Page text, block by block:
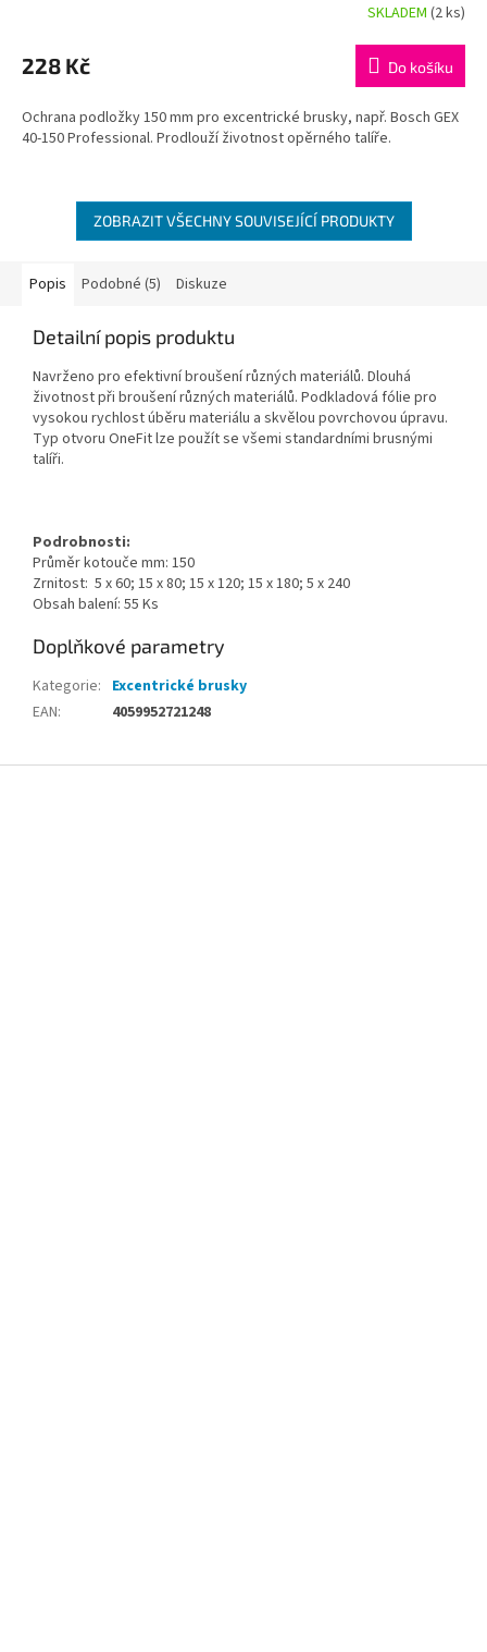
SKLADEM (2 ks)
228 Kč Do košíku
Ochrana podložky 150 mm pro excentrické brusky, např. Bosch GEX
40-150 Professional. Prodlouží životnost opěrného talíře.
ZOBRAZIT VŠECHNY SOUVISEJÍCÍ PRODUKTY
Popis Podobné (5) Diskuze
Detailní popis produktu
Navrženo pro efektivní broušení různých materiálů. Dlouhá
životnost při broušení různých materiálů. Podkladová fólie pro
vysokou rychlost úběru materiálu a skvělou povrchovou úpravu.
Typ otvoru OneFit lze použít se všemi standardními brusnými
talíři.
Podrobnosti:
Průměr kotouče mm: 150
Zrnitost: 5 x 60; 15 x 80; 15 x 120; 15 x 180; 5 x 240
Obsah balení: 55 Ks
Doplňkové parametry
Kategorie: Excentrické brusky
EAN: 4059952721248